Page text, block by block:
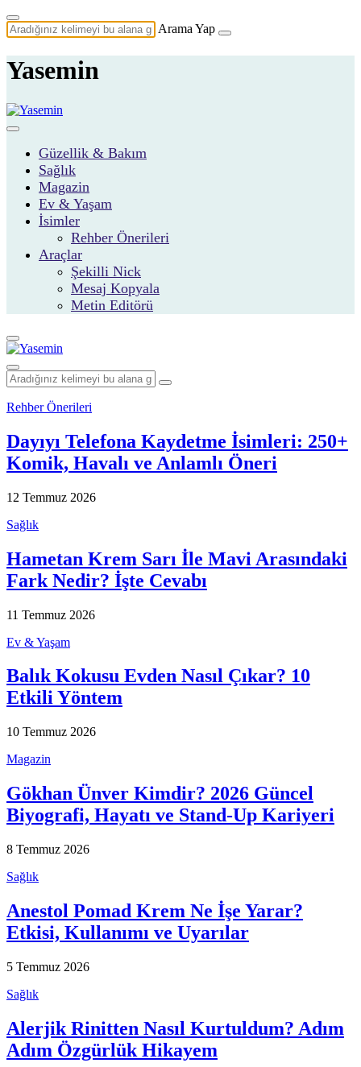
Arama Yap
Yasemin
Güzellik & Bakım
Sağlık
Magazin
Ev & Yaşam
İsimler
Rehber Önerileri
Araçlar
Şekilli Nick
Mesaj Kopyala
Metin Editörü
Rehber Önerileri
Dayıyı Telefona Kaydetme İsimleri: 250+
Komik, Havalı ve Anlamlı Öneri
12 Temmuz 2026
Sağlık
Hametan Krem Sarı İle Mavi Arasındaki
Fark Nedir? İşte Cevabı
11 Temmuz 2026
Ev & Yaşam
Balık Kokusu Evden Nasıl Çıkar? 10
Etkili Yöntem
10 Temmuz 2026
Magazin
Gökhan Ünver Kimdir? 2026 Güncel
Biyografi, Hayatı ve Stand-Up Kariyeri
8 Temmuz 2026
Sağlık
Anestol Pomad Krem Ne İşe Yarar?
Etkisi, Kullanımı ve Uyarılar
5 Temmuz 2026
Sağlık
Alerjik Rinitten Nasıl Kurtuldum? Adım
Adım Özgürlük Hikayem